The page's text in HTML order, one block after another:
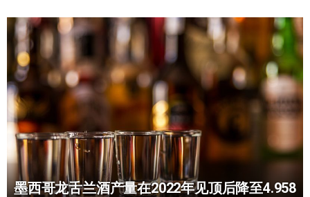
墨西哥龙舌兰酒产量在2022年见顶后降至4.958